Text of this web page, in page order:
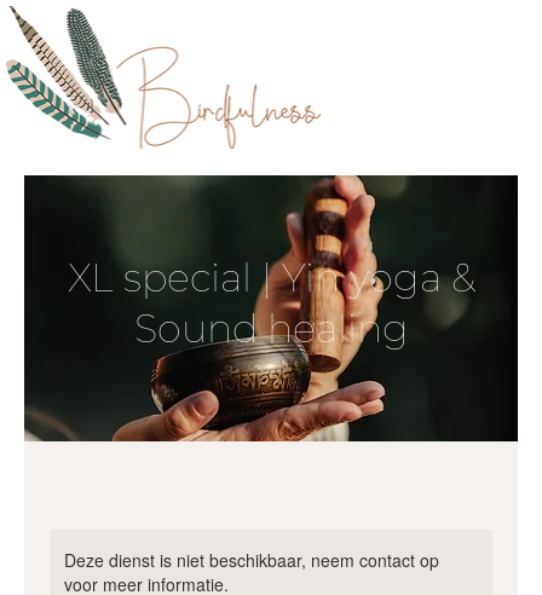
XL special | Yin yoga &
Sound healing
Deze dienst is niet beschikbaar, neem contact op
voor meer informatie.